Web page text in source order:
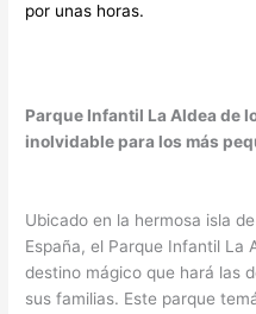
por unas horas.
Parque Infantil La Aldea de
inolvidable para los más
Ubicado en la hermosa isla
España, el Parque Infantil La
destino mágico que hará las
sus familias. Este parque